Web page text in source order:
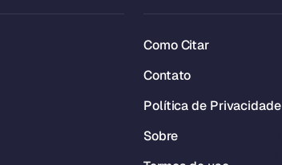
Como Citar
Contato
Política de Privacidade
Sobre